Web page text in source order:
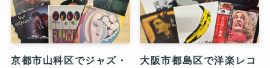
京都市山科区でジャズ・
大阪市都島区で洋楽レコ